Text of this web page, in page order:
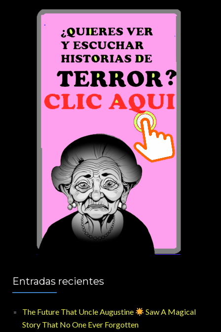
Entradas recientes
The Future That Uncle Augustine
Saw A Magical
Story That No One Ever Forgotten